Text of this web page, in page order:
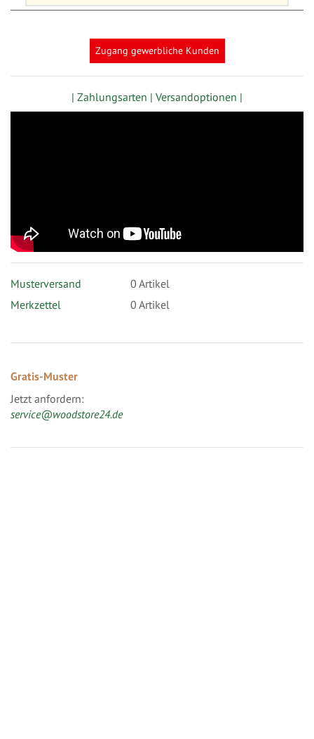
Zugang gewerbliche Kunden
| Zahlungsarten | Versandoptionen |
Musterversand 0 Artikel
Merkzettel
0 Artikel
Gratis-Muster
Jetzt anfordern:
service@woodstore24.de